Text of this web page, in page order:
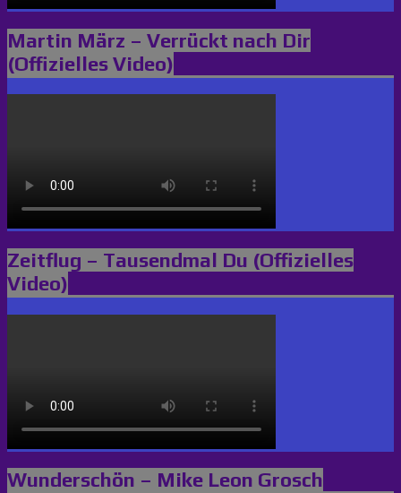
Martin März – Verrückt nach Dir
(Offizielles Video)
Zeitflug – Tausendmal Du (Offizielles
Video)
Wunderschön – Mike Leon Grosch